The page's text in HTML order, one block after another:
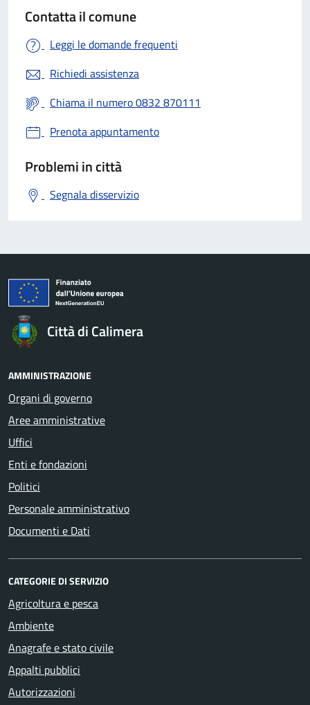
Contatta il comune
Leggi le domande frequenti
Richiedi assistenza
Chiama il numero 0832 870111
Prenota appuntamento
Problemi in città
Segnala disservizio
Città di Calimera
AMMINISTRAZIONE
Organi di governo
Aree amministrative
Uffici
Enti e fondazioni
Politici
Personale amministrativo
Documenti e Dati
CATEGORIE DI SERVIZIO
Agricoltura e pesca
Ambiente
Anagrafe e stato civile
Appalti pubblici
Autorizzazioni